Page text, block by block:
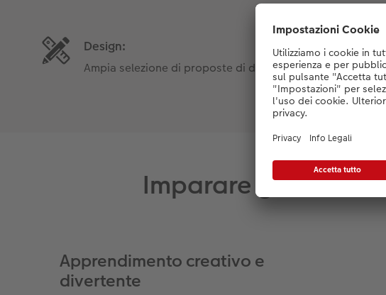
Design:
Ampia selezione di proposte di design
Imparare giocando
Apprendimento creativo e
divertente